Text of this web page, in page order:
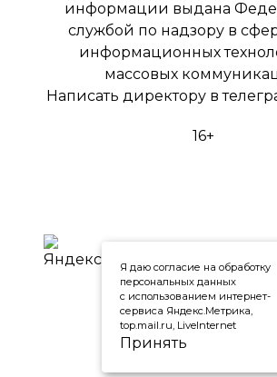
информации выдана
службой по надзору в
информационных
массовых
Написать директору в
16+
Я даю согласие на обработку
персональных данных
с использованием интернет-
сервиса Яндекс.Метрика,
top.mail.ru, LiveInternet
Принять